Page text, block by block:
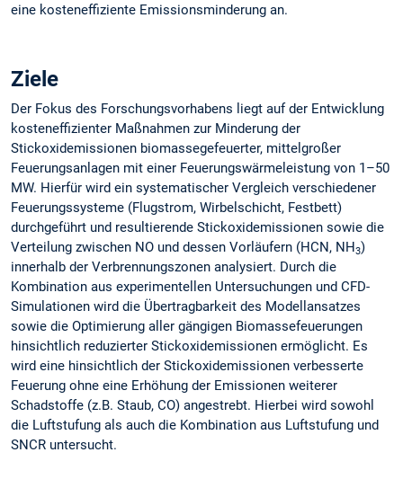
eine kosteneffiziente Emissionsminderung an.
Ziele
Der Fokus des Forschungsvorhabens liegt auf der Entwicklung
kosteneffizienter Maßnahmen zur Minderung der
Stickoxidemissionen biomassegefeuerter, mittelgroßer
Feuerungsanlagen mit einer Feuerungswärmeleistung von 1–50
MW. Hierfür wird ein systematischer Vergleich verschiedener
Feuerungssysteme (Flugstrom, Wirbelschicht, Festbett)
durchgeführt und resultierende Stickoxidemissionen sowie die
Verteilung zwischen NO und dessen Vorläufern (HCN, NH3)
innerhalb der Verbrennungszonen analysiert. Durch die
Kombination aus experimentellen Untersuchungen und CFD-
Simulationen wird die Übertragbarkeit des Modellansatzes
sowie die Optimierung aller gängigen Biomassefeuerungen
hinsichtlich reduzierter Stickoxidemissionen ermöglicht. Es
wird eine hinsichtlich der Stickoxidemissionen verbesserte
Feuerung ohne eine Erhöhung der Emissionen weiterer
Schadstoffe (z.B. Staub, CO) angestrebt. Hierbei wird sowohl
die Luftstufung als auch die Kombination aus Luftstufung und
SNCR untersucht.